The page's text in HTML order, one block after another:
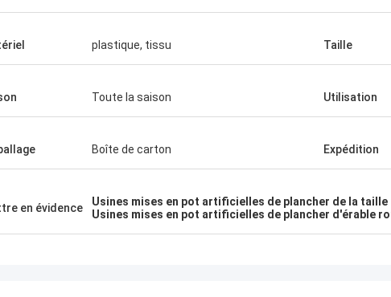
choisi la société de Haihong
de leurs produits, grande
aux détails, et soin élevé de
plastique, tissu Taille
Toute la saison Utilisation
Boîte de carton Expédition
en évidence Usines mises en pot artificielles de plancher de la taille
Usines mises en pot artificielles de plancher d'érable